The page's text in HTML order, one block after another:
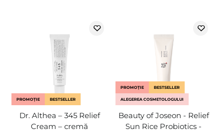
PROMOȚIE BESTSELLER
Dr. Althea – 345 Relief
Cream – cremă
PROMOȚIE BESTSELLER
ALEGEREA COSMETOLOGULUI
Beauty of Joseon - Relief
Sun Rice Probiotics -